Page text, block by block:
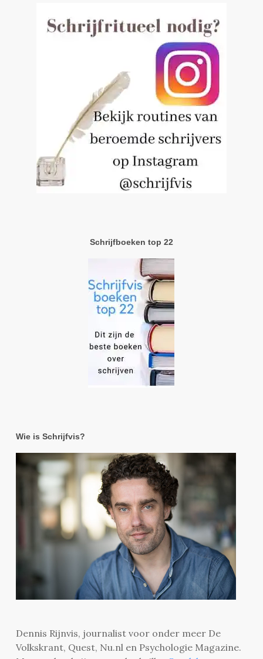
Schrijfboeken top 22
Wie is Schrijfvis?
Dennis Rijnvis, journalist voor onder meer De
Volkskrant, Quest, Nu.nl en Psychologie Magazine.